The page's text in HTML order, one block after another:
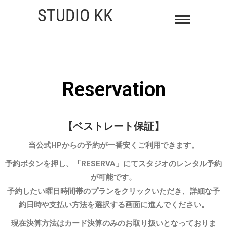
STUDIO KK
Reservation
【ベストレート保証】
当公式HPからの予約が一番安くご利用できます。
予約ボタンを押し、「RESERVA」にてスタジオのレンタル予約
が可能です。
予約したい曜日時間帯のプランをクリックいただき、詳細な予
約日時や支払い方法を選択する画面に進んでください。
現在決算方法はカード決算のみのお取り扱いとなっておりま